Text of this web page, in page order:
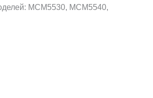
MCM5530, MCM5540,